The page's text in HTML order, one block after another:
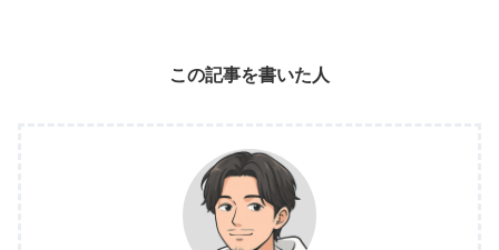
この記事を書いた人